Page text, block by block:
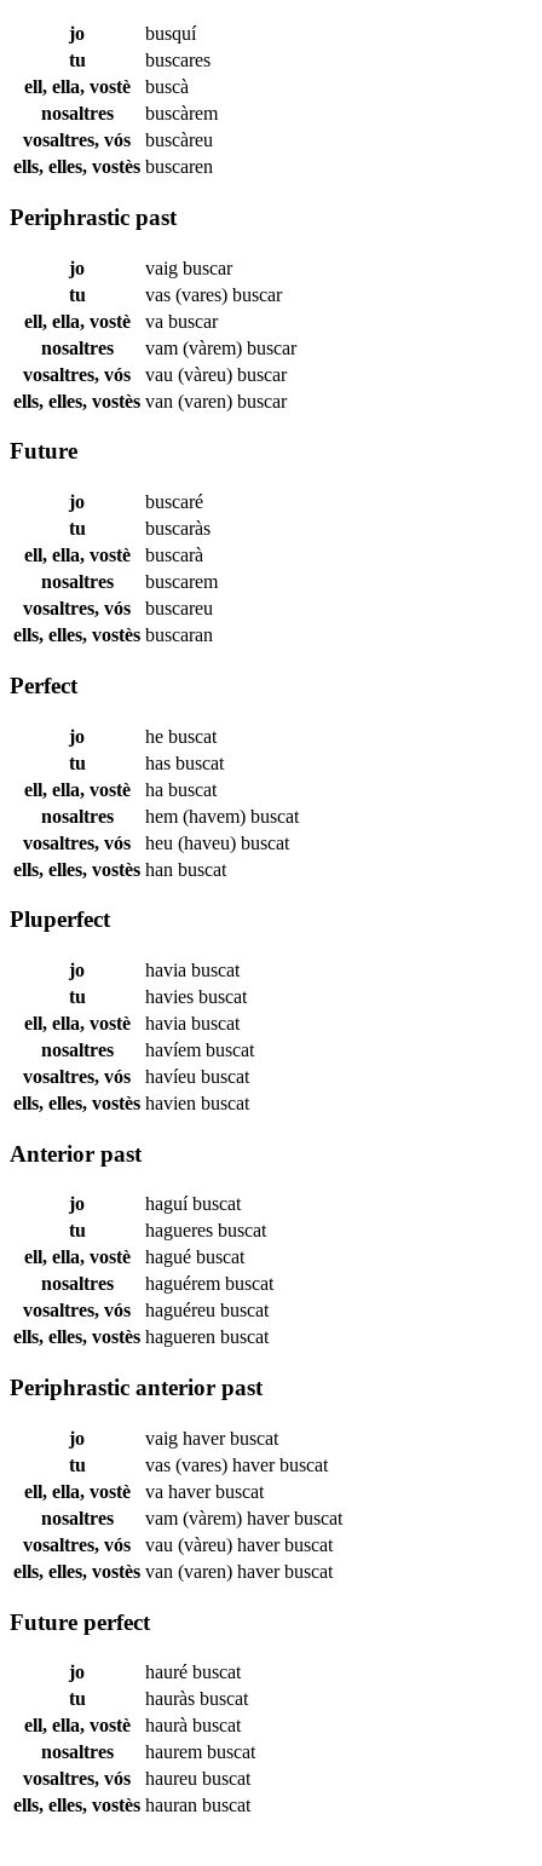
jo
busquí
tu
buscares
ell, ella, vostè
buscà
nosaltres
buscàrem
vosaltres, vós
buscàreu
ells, elles, vostès buscaren
Periphrastic past
jo vaig buscar
tu
vas (vares) buscar
ell, ella, vostè
va buscar
nosaltres
vam (vàrem) buscar
vosaltres, vós
vau (vàreu) buscar
ells, elles, vostès van (varen) buscar
Future
jo
buscaré
tu
buscaràs
ell, ella, vostè
buscarà
nosaltres
buscarem
vosaltres, vós
buscareu
ells, elles, vostès buscaran
Perfect
jo he buscat
tu
has buscat
ell, ella, vostè
ha buscat
nosaltres
hem (havem) buscat
vosaltres, vós
heu (haveu) buscat
ells, elles, vostès han buscat
Pluperfect
jo havia buscat
tu
havies buscat
ell, ella, vostè
havia buscat
nosaltres
havíem buscat
vosaltres, vós
havíeu buscat
ells, elles, vostès havien buscat
Anterior past
jo haguíbuscat
tu
hagueres buscat
ell, ella, vostè
hagué buscat
nosaltres
haguérem buscat
vosaltres, vós
haguéreu buscat
ells, elles, vostès hagueren buscat
Periphrastic anterior past
jo vaig haverbuscat
tu
vas (vares) haverbuscat
ell, ella, vostè
va haverbuscat
nosaltres
vam (vàrem) haverbuscat
vosaltres, vós
vau (vàreu) haverbuscat
ells, elles, vostès van (varen) haverbuscat
Future perfect
jo hauré buscat
tu
hauràs buscat
ell, ella, vostè
haurà buscat
nosaltres
haurem buscat
vosaltres, vós
haureu buscat
ells, elles, vostès hauran buscat